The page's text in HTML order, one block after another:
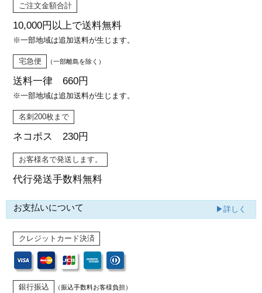
ご注文金額合計
10,000円以上で送料無料
※一部地域は追加送料が生じます。
宅急便 （一部離島を除く）
送料一律 660円
※一部地域は追加送料が生じます。
名刺200枚まで
ネコポス 230円
お客様名で発送します。
代行発送手数料無料
お支払いについて ▶詳しく
クレジットカード決済
銀行振込 （振込手数料お客様負担）